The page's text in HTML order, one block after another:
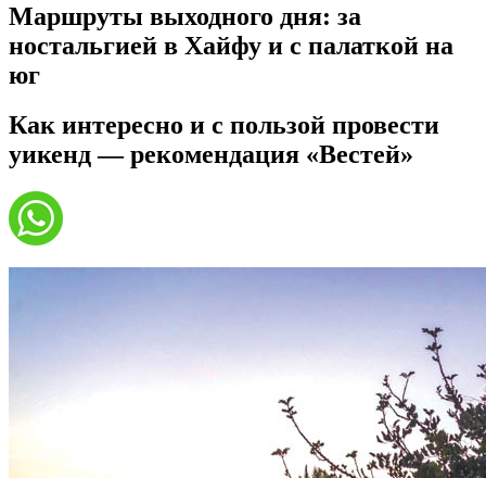
Маршруты выходного дня: за
ностальгией в Хайфу и с палаткой на
юг
Как интересно и с пользой провести
уикенд — рекомендация «Вестей»